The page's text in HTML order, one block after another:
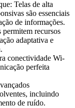
Telas de alta
são essenciais
de informações.
permitem recursos
adaptativa e
conectividade Wi-
perfeita
incluindo
de ruído.